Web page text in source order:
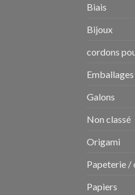
Biais
Bijoux
cordons
Galons
Non classé
Origami
Papeterie /
Papiers